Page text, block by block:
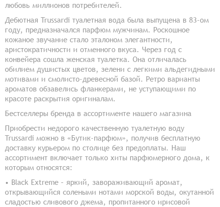
любовь миллионов потребителей.
Дебютная Trussardi туалетная вода была выпущена в 83-ом
году, предназначался парфюм мужчинам. Роскошное
кожаное звучание стало эталоном элегантности,
аристократичности и отменного вкуса. Через год с
конвейера сошла женская туалетка. Она отличалась
обилием душистых цветов, зелени с легкими альдегидными
мотивами и смолисто-древесной базой. Ретро варианты
ароматов обзавелись фланкерами, не уступающими по
красоте раскрытия оригиналам.
Бестселлеры бренда в ассортименте нашего магазина
Приобрести недорого качественную туалетную воду
Trussardi можно в «Бутик-парфюм», получив бесплатную
доставку курьером по столице без предоплаты. Наш
ассортимент включает только хиты парфюмерного дома, к
которым относятся:
• Black Extreme – яркий, завораживающий аромат,
открывающийся солеными нотами морской воды, окутанной
сладостью сливового джема, пропитанного ирисовой